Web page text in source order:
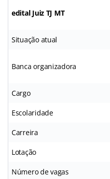
edital Juiz TJ MT
Situação atual
Banca organizadora
Cargo
Escolaridade
Carreira
Lotação
Número de vagas